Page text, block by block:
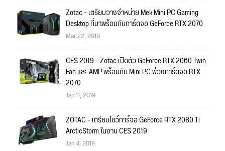
Zotac - เตรียมวางจำหน่าย Mek Mini PC Gaming
Desktop ที่มาพร้อมกับการ์ดจอ GeForce RTX 2070
Mar 22, 2019
CES 2019 - Zotac เปิดตัว GeForce RTX 2060 Twin
Fan และ AMP พร้อมกับ Mini PC พ่วงการ์ดจอ RTX
2070
Jan 11, 2019
ZOTAC - เตรียมโชว์การ์จอ GeForce RTX 2080 Ti
ArcticStorm ในงาน CES 2019
Jan 4, 2019